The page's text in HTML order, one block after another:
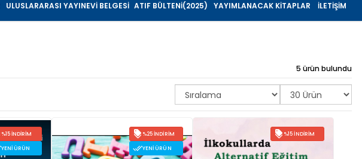
İLETIŞIM
YAYIMLANACAK KITAPLAR
ATIF BÜLTENI(2025)
ULUSLARARASI YAYINEVI BELGESI
5 ürün bulundu
%15 İNDIRIM
YENI ÜRÜN
%25 İNDIRIM
YENI ÜRÜN
%15 İNDIRIM